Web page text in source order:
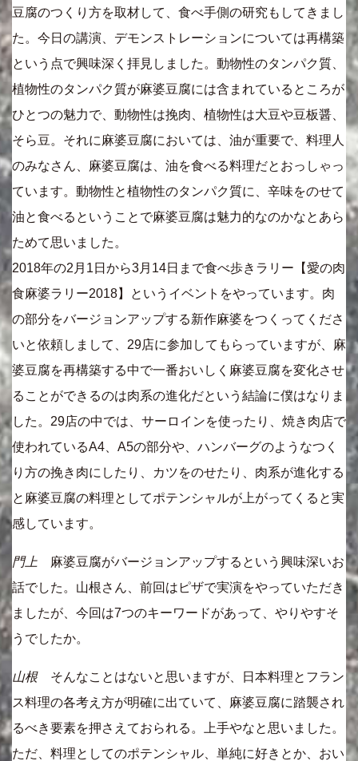
豆腐のつくり方を取材して、食べ手側の研究もしてきまし
た。今日の講演、デモンストレーションについては再構築
という点で興味深く拝見しました。動物性のタンパク質、
植物性のタンパク質が麻婆豆腐には含まれているところが
ひとつの魅力で、動物性は挽肉、植物性は大豆や豆板醤、
そら豆。それに麻婆豆腐においては、油が重要で、料理人
のみなさん、麻婆豆腐は、油を食べる料理だとおっしゃっ
ています。動物性と植物性のタンパク質に、辛味をのせて
油と食べるということで麻婆豆腐は魅力的なのかなとあら
ためて思いました。
2018年の2月1日から3月14日まで食べ歩きラリー【愛の肉
食麻婆ラリー2018】というイベントをやっています。肉
の部分をバージョンアップする新作麻婆をつくってくださ
いと依頼しまして、29店に参加してもらっていますが、麻
婆豆腐を再構築する中で一番おいしく麻婆豆腐を変化させ
ることができるのは肉系の進化だという結論に僕はなりま
した。29店の中では、サーロインを使ったり、焼き肉店で
使われているA4、A5の部分や、ハンバーグのようなつく
り方の挽き肉にしたり、カツをのせたり、肉系が進化する
と麻婆豆腐の料理としてポテンシャルが上がってくると実
感しています。
門上 麻婆豆腐がバージョンアップするという興味深いお
話でした。山根さん、前回はピザで実演をやっていただき
ましたが、今回は7つのキーワードがあって、やりやすそ
うでしたか。
山根そんなことはないと思いますが、日本料理とフラン
ス料理の各考え方が明確に出ていて、麻婆豆腐に踏襲され
るべき要素を押さえておられる。上手やなと思いました。
ただ、料理としてのポテンシャル、単純に好きとか、おい